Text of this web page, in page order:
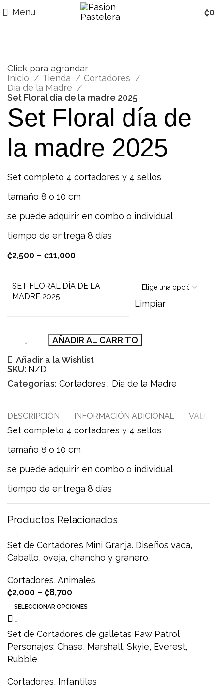
Menu ₡0
Click para agrandar
Inicio
Tienda
Cortadores
Día de la Madre
Set Floral día de la madre 2025
Set Floral día de
la madre 2025
Set completo 4 cortadores y 4 sellos
tamaño 8 o 10 cm
se puede adquirir en combo o individual
tiempo de entrega 8 días
₡2,500 – ₡11,000
SET FLORAL DÍA DE LA
MADRE 2025
Limpiar
AÑADIR AL CARRITO
Añadir a la Wishlist
SKU: N/D
Categorías: Cortadores, Día de la Madre
DESCRIPCIÓN INFORMACIÓN ADICIONAL
Set completo 4 cortadores y 4 sellos
tamaño 8 o 10 cm
se puede adquirir en combo o individual
tiempo de entrega 8 días
Productos Relacionados
Set de Cortadores Mini Granja. Diseños vaca,
Caballo, oveja, chancho y granero.
Cortadores, Animales
₡2,000 – ₡8,700
SELECCIONAR OPCIONES
Set de Cortadores de galletas Paw Patrol
Personajes: Chase, Marshall, Skyie, Everest,
Rubble
Cortadores, Infantiles